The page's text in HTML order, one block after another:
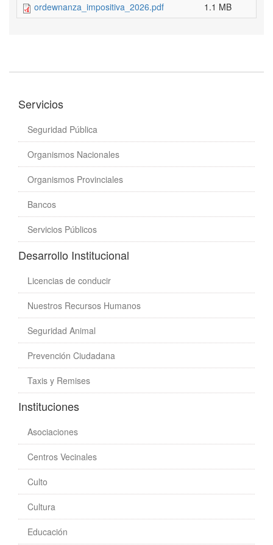
ordewnanza_impositiva_2026.pdf 1.1 MB
Servicios
Seguridad Pública
Organismos Nacionales
Organismos Provinciales
Bancos
Servicios Públicos
Desarrollo Institucional
Licencias de conducir
Nuestros Recursos Humanos
Seguridad Animal
Prevención Ciudadana
Taxis y Remises
Instituciones
Asociaciones
Centros Vecinales
Culto
Cultura
Educación